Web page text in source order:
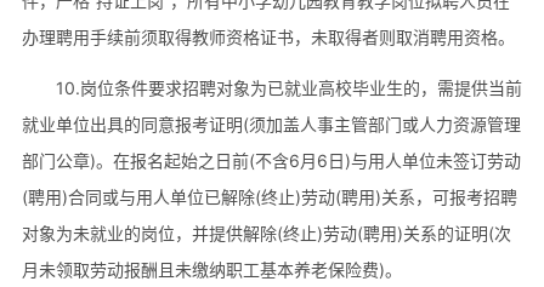
办理聘用手续前须取得教师资格证书，未取得者则取消聘用资格。
10.岗位条件要求招聘对象为已就业高校毕业生的，需提供当前
就业单位出具的同意报考证明(须加盖人事主管部门或人力资源管理
部门公章)。在报名起始之日前(不含6月6日)与用人单位未签订劳动
(聘用)合同或与用人单位已解除(终止)劳动(聘用)关系，可报考招聘
对象为未就业的岗位，并提供解除(终止)劳动(聘用)关系的证明(次
月未领取劳动报酬且未缴纳职工基本养老保险费)。